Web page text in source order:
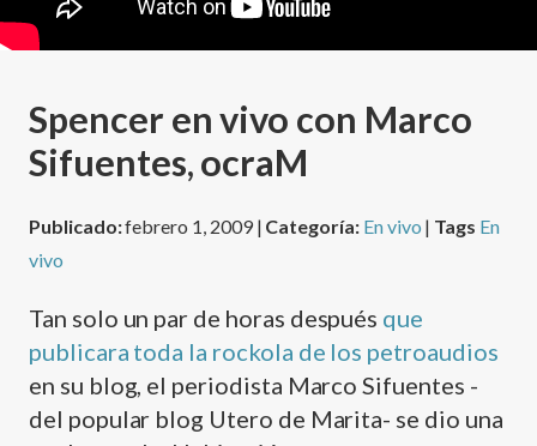
Spencer en vivo con Marco
Sifuentes, ocraM
Publicado:febrero 1, 2009 | Categoría: En vivo | Tags En
vivo
Tan solo un par de horas después que
publicara toda la rockola de los petroaudios
en su blog, el periodista Marco Sifuentes -
del popular blog Utero de Marita- se dio una